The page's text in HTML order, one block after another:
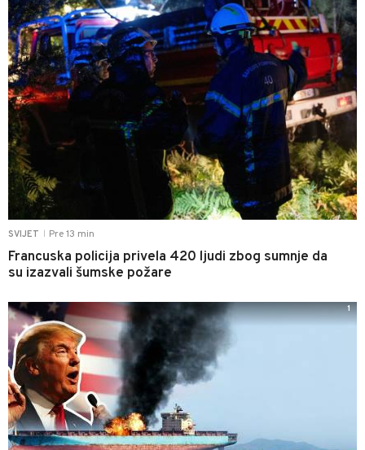
SVIJET Pre 13 min
Francuska policija privela 420 ljudi zbog sumnje da
su izazvali šumske požare
1